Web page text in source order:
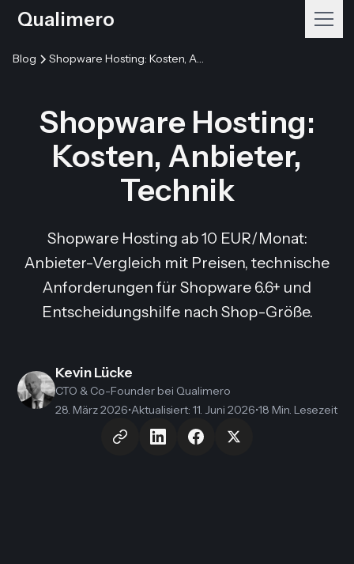
Qualimero
Blog Shopware Hosting: Kosten, Anbieter, Technik
Shopware Hosting:
Kosten, Anbieter,
Technik
Shopware Hosting ab 10 EUR/Monat:
Anbieter-Vergleich mit Preisen, technische
Anforderungen für Shopware 6.6+ und
Entscheidungshilfe nach Shop-Größe.
Kevin Lücke
CTO & Co-Founderbei Qualimero
28. März 2026•Aktualisiert: 11. Juni 2026•18 Min. Lesezeit